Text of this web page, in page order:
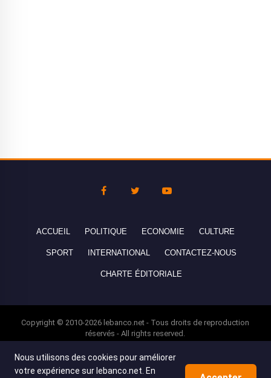
ACCUEIL POLITIQUE ECONOMIE CULTURE
SPORT INTERNATIONAL CONTACTEZ-NOUS
CHARTE ÉDITORIALE
Copyright © 2010-2026 lebanco.net - Tous droits de reproduction
réservés - All rights reserved.
Nous utilisons des cookies pour améliorer
votre expérience sur lebanco.net. En